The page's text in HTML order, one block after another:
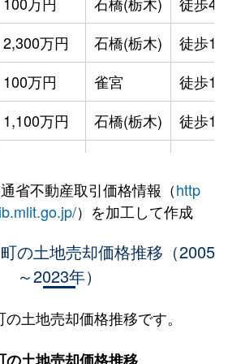
2,300万円 石橋(栃木)
徒歩1時
100万円 雀宮
徒歩1時
1,100万円 石橋(栃木)
徒歩1時
880万円 石橋(栃木)
徒歩1時
78万円
1,200万円 石橋(栃木)
700万円 石橋(栃木)
省不動産取引価格情報（http
）を加工して作成
の土地売却価格推移（2005
～2023年）
土地売却価格推移です。
の土地売却価格推移